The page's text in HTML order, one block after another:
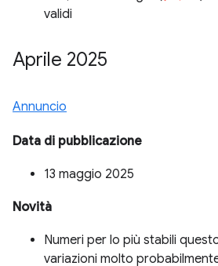
validi
Aprile 2025
Annuncio
Data di pubblicazione
13 maggio 2025
Novità
Numeri per lo più stabili
variazioni molto